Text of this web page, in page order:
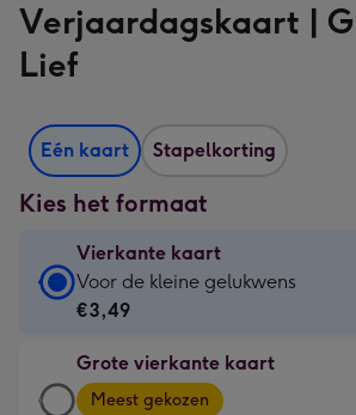
Verjaardagskaart |
Lief
Eén kaart Stapelkorting
Kies het formaat
Vierkante kaart
Vierkante
kaart
€3,49
-
Voor de kleine gelukwens
€3,49
Grote vierkante kaart
Grote
Meest gekozen